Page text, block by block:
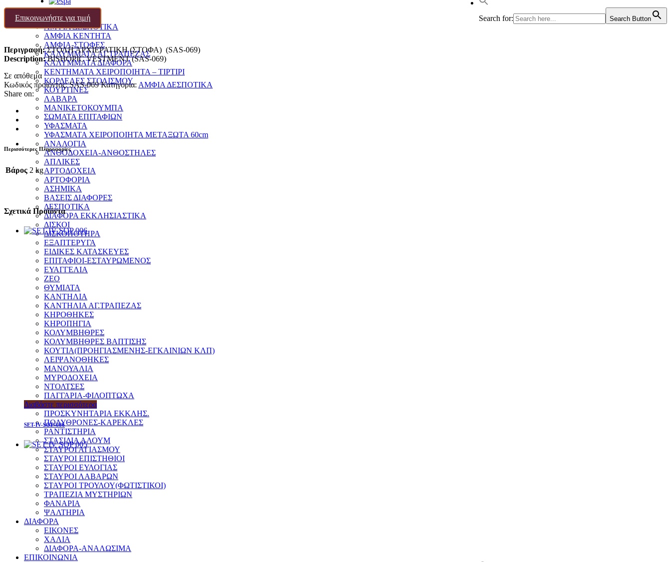
Search for: Search Button
ΙΕΡΟΡΑΦΕΙΟ
ΑΜΦΙΑ ΔΕΣΠΟΤΙΚΑ
ΑΜΦΙΑ ΚΕΝΤΗΤΑ
ΑΜΦΙΑ-ΣΤΟΦΕΣ
ΚΑΛΥΜΜΑΤΑ ΑΓ.ΤΡΑΠΕΖΑΣ
ΚΑΛΥΜΜΑΤΑ ΔΙΑΦΟΡΑ
ΚΕΝΤΗΜΑΤΑ ΧΕΙΡΟΠΟΙΗΤΑ – ΤΙΡΤΙΡΙ
ΚΟΡΔΕΛΕΣ ΣΤΟΛΙΣΜΟΥ
ΚΟΥΡΤΙΝΕΣ
ΛΑΒΑΡΑ
ΜΑΝΙΚΕΤΟΚΟΥΜΠΑ
ΣΩΜΑΤΑ ΕΠΙΤΑΦΙΩΝ
ΥΦΑΣΜΑΤΑ
ΥΦΑΣΜΑΤΑ ΧΕΙΡΟΠΟΙΗΤΑ ΜΕΤΑΞΩΤΑ 60cm
ΑΝΑΛΟΓΙΑ
ΑΝΘΟΔΟΧΕΙΑ-ΑΝΘΟΣΤΗΛΕΣ
ΑΠΛΙΚΕΣ
ΑΡΤΟΔΟΧΕΙΑ
ΑΡΤΟΦΟΡΙΑ
ΑΣΗΜΙΚΑ
ΒΑΣΕΙΣ ΔΙΑΦΟΡΕΣ
ΔΕΣΠΟΤΙΚΑ
ΔΙΑΦΟΡΑ ΕΚΚΛΗΣΙΑΣΤΙΚΑ
ΔΙΣΚΟΙ
ΔΙΣΚΟΠΟΤΗΡΑ
ΕΞΑΠΤΕΡΥΓΑ
ΕΙΔΙΚΕΣ ΚΑΤΑΣΚΕΥΕΣ
ΕΠΙΤΑΦΙΟΙ-ΕΣΤΑΥΡΩΜΕΝΟΣ
ΕΥΑΓΓΕΛΙΑ
ΖΕΟ
ΘΥΜΙΑΤΑ
ΚΑΝΤΗΛΙΑ
ΚΑΝΤΗΛΙΑ ΑΓ.ΤΡΑΠΕΖΑΣ
ΚΗΡΟΘΗΚΕΣ
ΚΗΡΟΠΗΓΙΑ
ΚΟΛΥΜΒΗΘΡΕΣ
ΚΟΛΥΜΒΗΘΡΕΣ ΒΑΠΤΙΣΗΣ
ΚΟΥΤΙΑ(ΠΡΟΗΓΙΑΣΜΕΝΗΣ-ΕΓΚΑΙΝΙΩΝ ΚΛΠ)
ΛΕΙΨΑΝΟΘΗΚΕΣ
ΜΑΝΟΥΑΛΙΑ
ΜΥΡΟΔΟΧΕΙΑ
ΝΤΟΛΤΣΕΣ
ΠΑΓΓΑΡΙΑ-ΦΙΛΟΠΤΩΧΑ
ΠΟΛΥΕΛΑΙΟΙ
ΠΡΟΣΚΥΝΗΤΑΡΙΑ ΕΚΚΛΗΣ.
ΠΟΛΥΘΡΟΝΕΣ-ΚΑΡΕΚΛΕΣ
ΡΑΝΤΙΣΤΗΡΙΑ
ΣΤΑΣΙΔΙΑ ΑΛΟΥΜ
ΣΤΑΥΡΟΙ ΑΓΙΑΣΜΟΥ
ΣΤΑΥΡΟΙ ΕΠΙΣΤΗΘΙΟΙ
ΣΤΑΥΡΟΙ ΕΥΛΟΓΙΑΣ
ΣΤΑΥΡΟΙ ΛΑΒΑΡΩΝ
ΣΤΑΥΡΟΙ ΤΡΟΥΛΟΥ(ΦΩΤΙΣΤΙΚΟΙ)
ΤΡΑΠΕΖΙΑ ΜΥΣΤΗΡΙΩΝ
ΦΑΝΑΡΙΑ
ΨΑΛΤΗΡΙΑ
ΔΙΑΦΟΡΑ
ΕΙΚΟΝΕΣ
ΧΑΛΙΑ
ΔΙΑΦΟΡΑ-ΑΝΑΛΩΣΙΜΑ
ΕΠΙΚΟΙΝΩΝΙΑ
Επικοινωνήστε για τιμή
Περιγραφή:ΣΤΟΛΗ ΑΡΧΙΕΡΑΤΙΚΗ (ΣΤΟΦΑ) (SAS-069)
Description:BISHOPIC VESTMENT (SAS-069)
Σε απόθεμα
Κωδικός προϊόντος:SAS-069 Κατηγορία: ΑΜΦΙΑ ΔΕΣΠΟΤΙΚΑ
Share on:
Περισσότερες Πληροφορίες
Βάρος 2 kg
Σχετικά Προϊόντα
Διαβάστε περισσότερα
SET-IV-SOP-006